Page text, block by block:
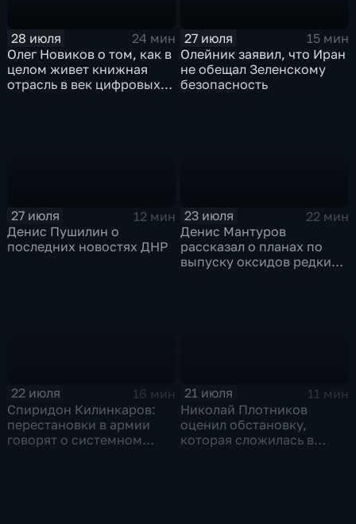
28 июля
24 мин
Олег Новиков о том, как в
целом живет книжная
отрасль в век цифровых
27 июля
15 мин
Олейник заявил, что Иран
не обещал Зеленскому
безопасность
27 июля
12 мин
Денис Пушилин о
последних новостях ДНР
23 июля
22 мин
Денис Мантуров
рассказал о планах по
выпуску оксидов редких
22 июля
16 мин
Спиридон Килинкаров:
перестановки в армии
говорят о системном
21 июля
11 мин
Николай Плотников
оценил обстановку,
которая сложилась в